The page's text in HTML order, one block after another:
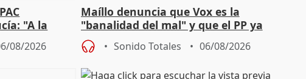
"A la
08/2026
Maíllo denuncia que Vox es la
"banalidad del mal" y que el PP ya
asume todas sus tesis
Sonido Totales 06/08/2026